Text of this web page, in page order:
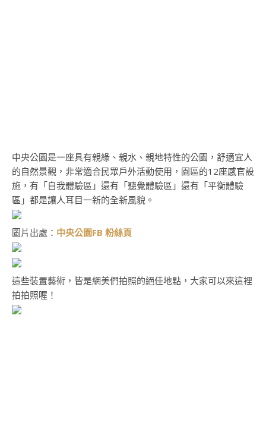
中央公園是一座具有親綠、親水、親地特性的公園，舒適宜人
的自然景觀，非常適合民眾戶外活動使用，園區的12座感官設
施，有「自我體驗區」還有「聽覺體驗區」還有「平衡體驗
區」都是讓人耳目一新的全新風貌。
圖片出處： 中央公園FB 粉絲頁
這些裝置藝術，皆是網美們拍照的絕佳地點，大家可以來這裡
拍拍照喔！